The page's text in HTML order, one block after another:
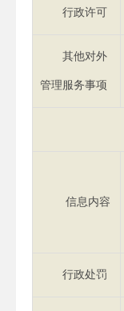
行政许可
其他对外
管理服务事项
信息内容
行政处罚